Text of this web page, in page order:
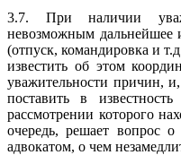
3.7. При наличии
невозможным дальнейшее
(отпуск, командировка и
известить об этом
уважительности причин,
поставить в
рассмотрении которого
очередь, решает вопрос
адвокатом, о чем